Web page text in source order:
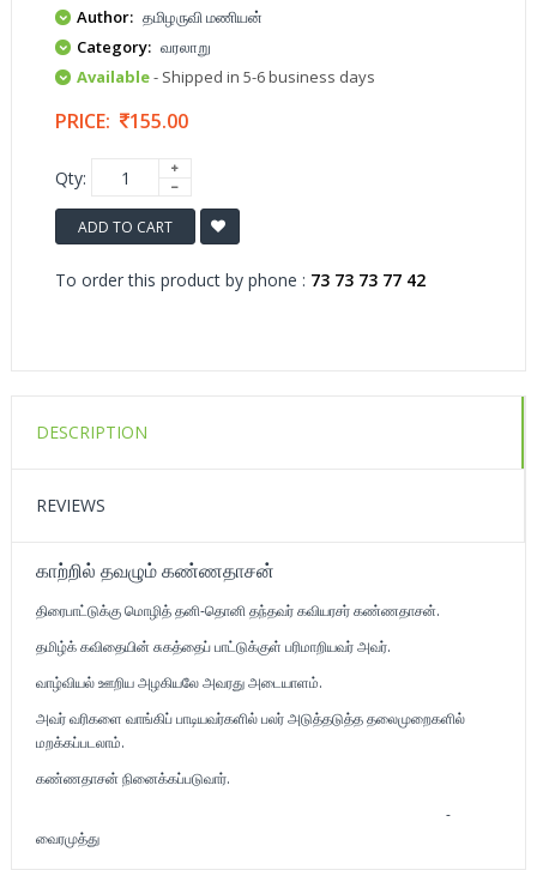
Author: தமிழருவி மணியன்
Category: வரலாறு
Available- Shipped in 5-6 business days
PRICE: 155.00
Qty:
ADD TO CART
To order this product by phone : 73 73 73 77 42
DESCRIPTION
REVIEWS
காற்றில் தவழும் கண்ணதாசன்
திரைபாட்டுக்கு மொழித் தனி-தொனி தந்தவர் கவியரசர் கண்ணதாசன்.
தமிழ்க் கவிதையின் சுகத்தைப் பாட்டுக்குள் பரிமாறியவர் அவர்.
வாழ்வியல் ஊறிய அழகியலே அவரது அடையாளம்.
அவர் வரிகளை வாங்கிப் பாடியவர்களில் பலர் அடுத்தடுத்த தலைமுறைகளில்
மறக்கப்படலாம்.
கண்ணதாசன் நினைக்கப்படுவார்.
-
வைரமுத்து